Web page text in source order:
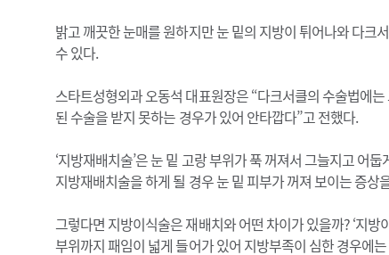
밝고 깨끗한 눈매를 원하지만 눈 밑의 지방이 튀어나와 다크
수 있다.
스타트성형외과 오동석 대표원장은 “다크서클의 수술법에
된 수술을 받지 못하는 경우가 있어 안타깝다”고 전했다.
‘지방재배치술’은 눈 밑 고랑 부위가 푹 꺼져서 그늘지고 어
지방재배치술을 하게 될 경우 눈 밑 피부가 꺼져 보이는 증
그렇다면 지방이식술은 재배치와 어떤 차이가 있을까? ‘지
부위까지 패임이 넓게 들어가 있어 지방부족이 심한 경우에